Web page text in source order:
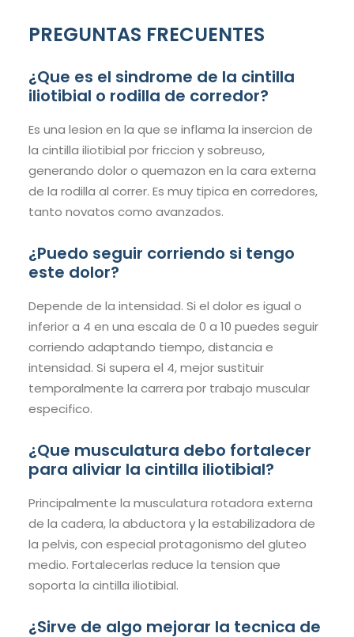
PREGUNTAS FRECUENTES
¿Que es el sindrome de la cintilla
iliotibial o rodilla de corredor?
Es una lesion en la que se inflama la insercion de
la cintilla iliotibial por friccion y sobreuso,
generando dolor o quemazon en la cara externa
de la rodilla al correr. Es muy tipica en corredores,
tanto novatos como avanzados.
¿Puedo seguir corriendo si tengo
este dolor?
Depende de la intensidad. Si el dolor es igual o
inferior a 4 en una escala de 0 a 10 puedes seguir
corriendo adaptando tiempo, distancia e
intensidad. Si supera el 4, mejor sustituir
temporalmente la carrera por trabajo muscular
especifico.
¿Que musculatura debo fortalecer
para aliviar la cintilla iliotibial?
Principalmente la musculatura rotadora externa
de la cadera, la abductora y la estabilizadora de
la pelvis, con especial protagonismo del gluteo
medio. Fortalecerlas reduce la tension que
soporta la cintilla iliotibial.
¿Sirve de algo mejorar la tecnica de